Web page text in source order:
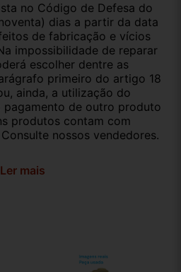
no Código de Defesa do
dias a partir da data
de fabricação e vícios
impossibilidade de reparar
escolher dentre as
primeiro do artigo 18
ainda, a utilização do
de outro produto
produtos contam com
nossos vendedores.
Ler mais